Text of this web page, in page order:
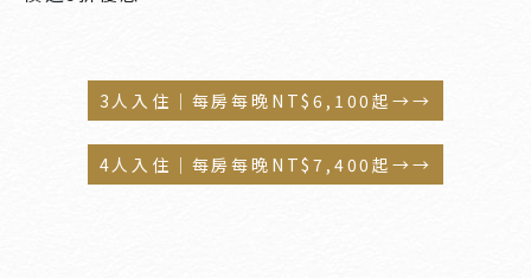
3人入住｜每房每晚NT$6,100起→→
4人入住｜每房每晚NT$7,400起→→